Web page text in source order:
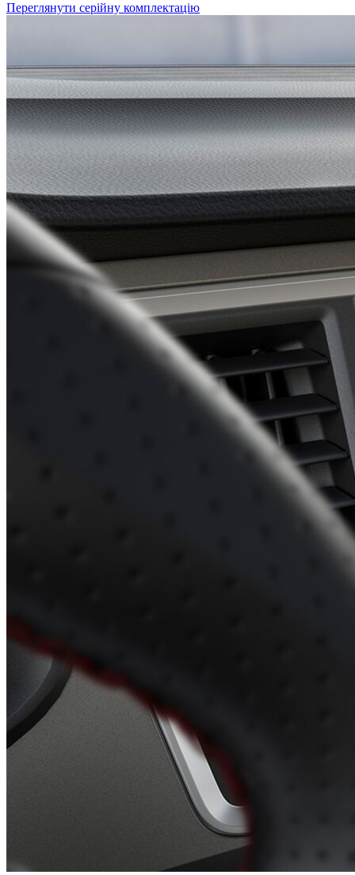
Переглянути серійну комплектацію